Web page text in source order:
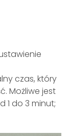
czas, który
Możliwe jest
1 do 3 minut;